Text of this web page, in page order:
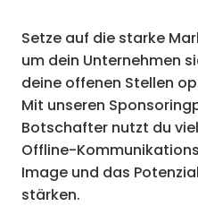
Setze auf die starke
um dein Unternehmen
deine offenen Stellen
Mit unseren
Botschafter nutzt du
Offline-
Image und das
stärken.